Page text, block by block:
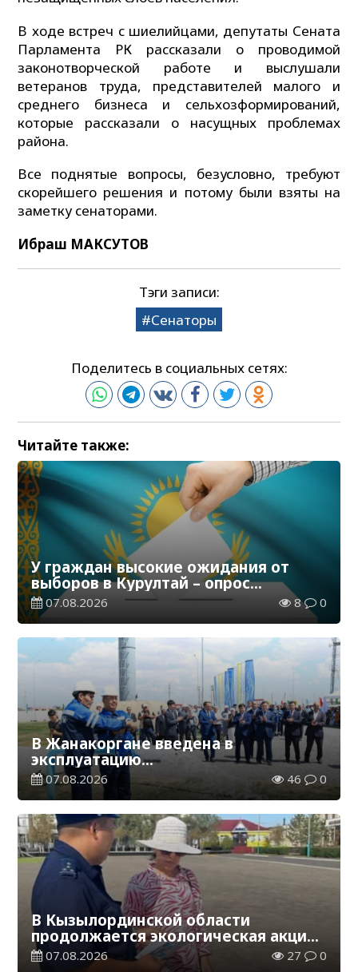
В ходе встреч с шиелийцами, депутаты Сената
Парламента РК рассказали о проводимой
законотворческой работе и выслушали
ветеранов труда, представителей малого и
среднего бизнеса и сельхозформирований,
которые рассказали о насущных проблемах
района.
Все поднятые вопросы, безусловно, требуют
скорейшего решения и потому были взяты на
заметку сенаторами.
Ибраш МАКСУТОВ
Тэги записи:
Сенаторы
Поделитесь в социальных сетях:
Читайте также:
У граждан высокие ожидания от
выборов в Курултай – опрос
общественного мнения
07.08.2026 8 0
В Жанакоргане введена в
эксплуатацию
водораспределительная станция
07.08.2026 46 0
В Кызылординской области
продолжается экологическая акция
«Таза Қазақстан»
07.08.2026 27 0